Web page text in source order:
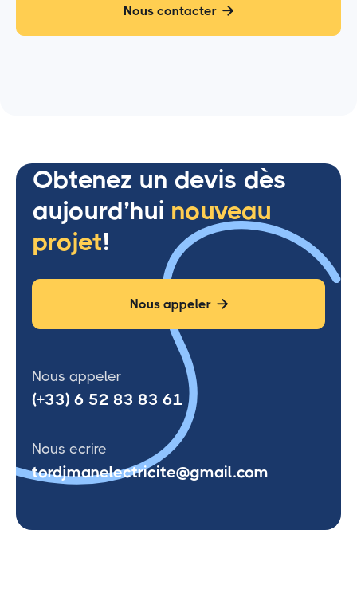
Nous contacter 
Obtenez un devis dès
aujourd’hui nouveau
projet!
Nous appeler 
Nous appeler
(+33) 6 52 83 83 61
Nous ecrire
tordjmanelectricite@gmail.com